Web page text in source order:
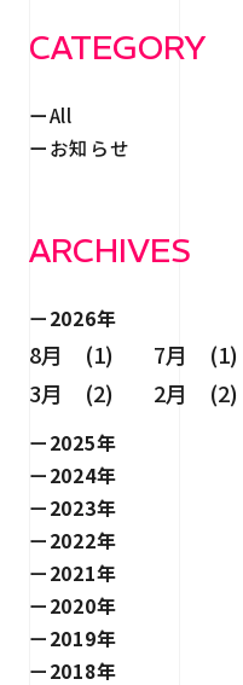
CATEGORY
All
お知らせ
ARCHIVES
2026年
8月 (1) 7月 (1)
3月 (2)
2月 (2)
2025年
2024年
2023年
2022年
2021年
2020年
2019年
2018年